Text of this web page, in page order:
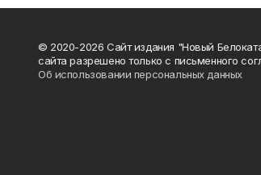
© 2020-2026 Сайт издания "Новый
сайта разрешено только с письменного
Об использовании персональных данных